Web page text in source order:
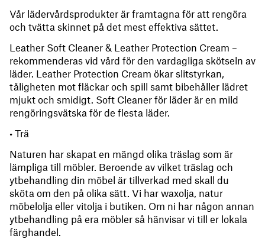
Vår lädervårdsprodukter är framtagna för att rengöra
och tvätta skinnet på det mest effektiva sättet.
Leather Soft Cleaner & Leather Protection Cream –
rekommenderas vid vård för den vardagliga skötseln av
läder. Leather Protection Cream ökar slitstyrkan,
tåligheten mot fläckar och spill samt bibehåller lädret
mjukt och smidigt. Soft Cleaner för läder är en mild
rengöringsvätska för de flesta läder.
• Trä
Naturen har skapat en mängd olika träslag som är
lämpliga till möbler. Beroende av vilket träslag och
ytbehandling din möbel är tillverkad med skall du
sköta om den på olika sätt. Vi har waxolja, natur
möbelolja eller vitolja i butiken. Om ni har någon annan
ytbehandling på era möbler så hänvisar vi till er lokala
färghandel.